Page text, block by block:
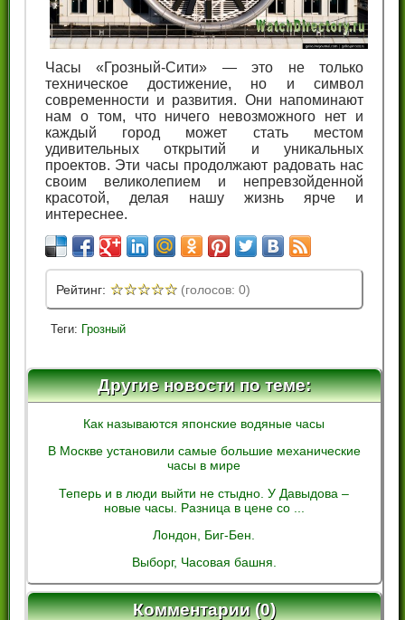
Часы «Грозный-Сити» — это не только
техническое достижение, но и символ
современности и развития. Они напоминают
нам о том, что ничего невозможного нет и
каждый город может стать местом
удивительных открытий и уникальных
проектов. Эти часы продолжают радовать нас
своим великолепием и непревзойденной
красотой, делая нашу жизнь ярче и
интереснее.
Рейтинг: ☆☆☆☆☆(голосов: 0)
Теги: Грозный
Другие новости по теме:
Как называются японские водяные часы
В Москве установили самые большие механические
часы в мире
Теперь и в люди выйти не стыдно. У Давыдова –
новые часы. Разница в цене со ...
Лондон, Биг-Бен.
Выборг, Часовая башня.
Комментарии (0)